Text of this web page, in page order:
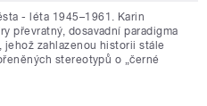
- léta 1945–1961. Karin
převratný, dosavadní paradigma
zahlazenou historii stále
stereotypů o „černé